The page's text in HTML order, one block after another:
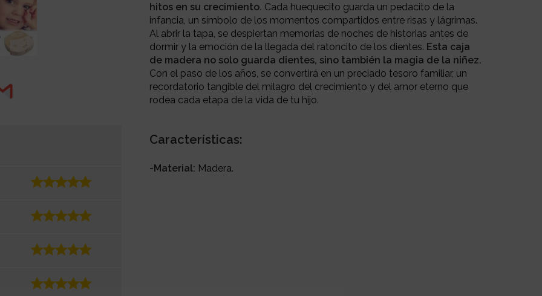
hitos en su crecimiento. Cada huequecito guarda un pedacito de la
infancia, un símbolo de los momentos compartidos entre risas y lágrimas.
Al abrir la tapa, se despiertan memorias de noches de historias antes de
dormir y la emoción de la llegada del ratoncito de los dientes. Esta caja
de madera no solo guarda dientes, sino también la magia de la niñez.
Con el paso de los años, se convertirá en un preciado tesoro familiar, un
recordatorio tangible del milagro del crecimiento y del amor eterno que
rodea cada etapa de la vida de tu hijo.
Características:
-Material: Madera.